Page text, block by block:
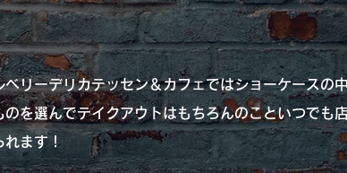
ベリーデリカテッセン＆カフェではショーケースの
のを選んでテイクアウトはもちろんのこといつでも
れます！